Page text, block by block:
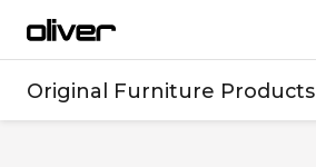
Original Furniture Products